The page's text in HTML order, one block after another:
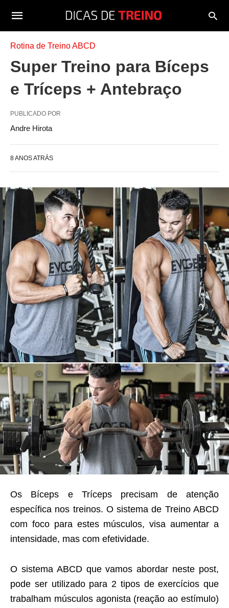
Rotina de Treino ABCD
Super Treino para Bíceps
e Tríceps + Antebraço
PUBLICADO POR
Andre Hirota
8 ANOS ATRÁS
Os Bíceps e Tríceps precisam de atenção
específica nos treinos. O sistema de Treino ABCD
com foco para estes músculos, visa aumentar a
intensidade, mas com efetividade.
O sistema ABCD que vamos abordar neste post,
pode ser utilizado para 2 tipos de exercícios que
trabalham músculos agonista (reação ao estímulo)